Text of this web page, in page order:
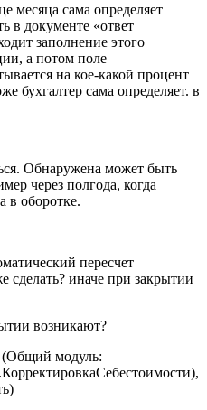
месяца сама определяет
в документе «ответ
заполнение этого
а потом поле
на кое-какой процент
бухгалтер сама определяет. в
Обнаружена может быть
через полгода, когда
в оборотке.
пересчет
сделать? иначе при закрытии
возникают?
(Общий модуль: